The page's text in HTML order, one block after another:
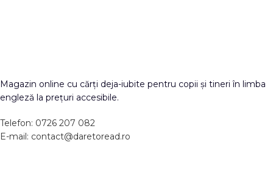
Magazin online cu cărți deja-iubite pentru copii și tineri în limba
engleză la prețuri accesibile.
Telefon: 0726 207 082
E-mail: contact@daretoread.ro